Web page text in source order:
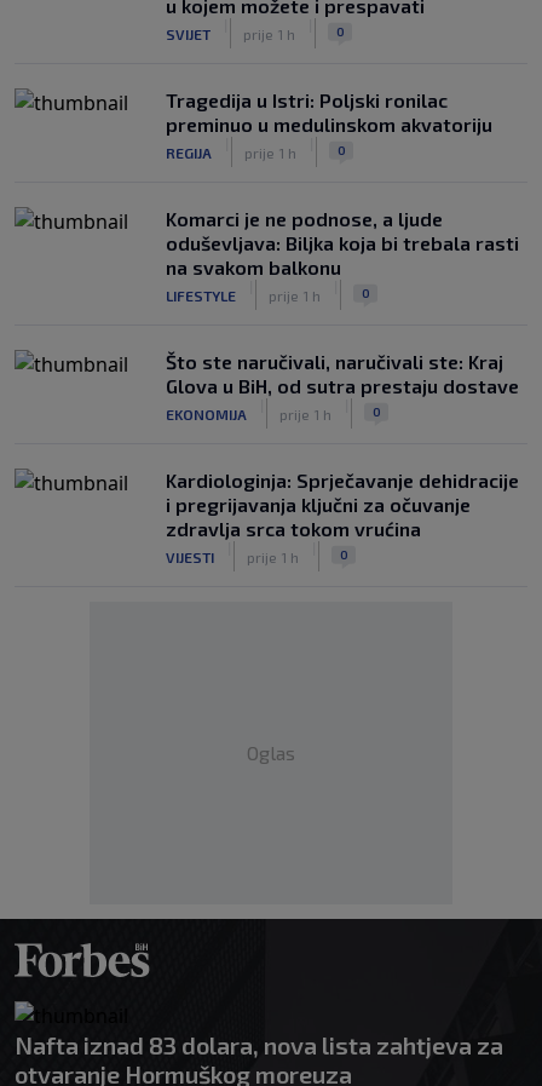
u kojem možete i prespavati
SVIJET prije 1 h 0
Tragedija u Istri: Poljski ronilac
preminuo u medulinskom akvatoriju
REGIJA prije 1 h 0
Komarci je ne podnose, a ljude
oduševljava: Biljka koja bi trebala rasti
na svakom balkonu
LIFESTYLE prije 1 h 0
Što ste naručivali, naručivali ste: Kraj
Glova u BiH, od sutra prestaju dostave
EKONOMIJA prije 1 h 0
Kardiologinja: Sprječavanje dehidracije
i pregrijavanja ključni za očuvanje
zdravlja srca tokom vrućina
VIJESTI prije 1 h 0
Oglas
Nafta iznad 83 dolara, nova lista zahtjeva za
otvaranje Hormuškog moreuza